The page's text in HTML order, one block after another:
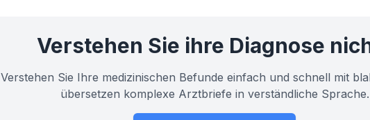
Verstehen Sie ihre Diagnose
Verstehen Sie Ihre medizinischen Befunde einfach und schnell mit
übersetzen komplexe Arztbriefe in verständliche Sprache.